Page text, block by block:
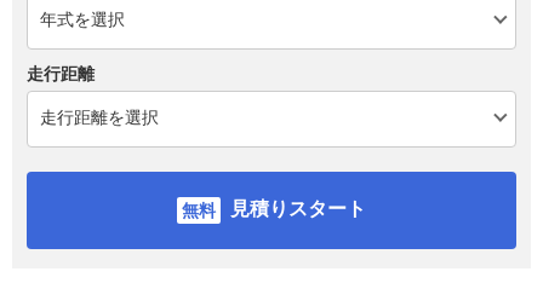
走行距離
見積りスタート